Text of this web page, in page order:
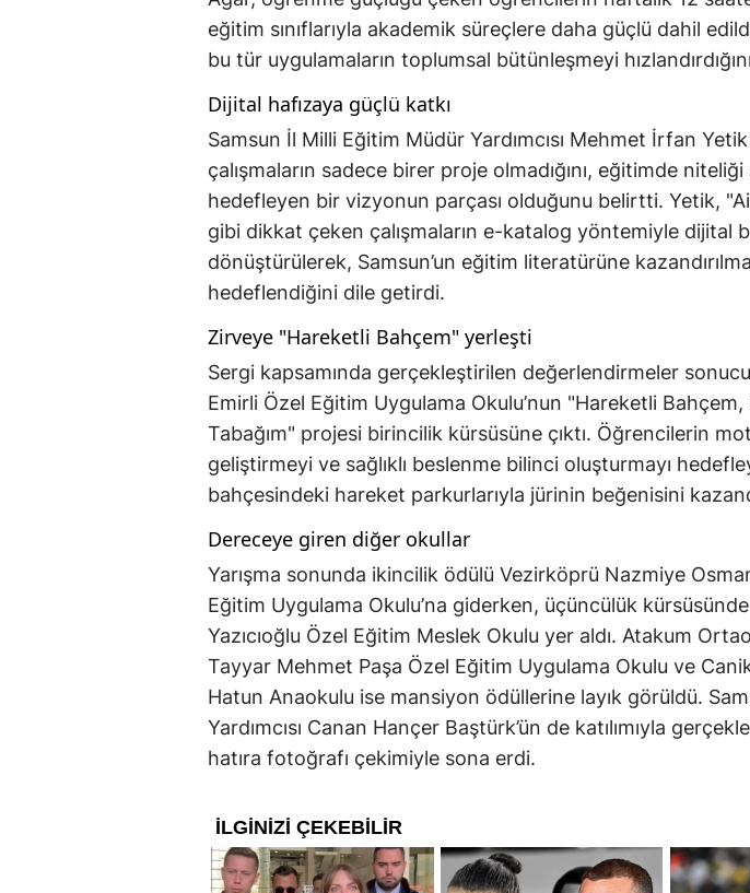
eğitim sınıflarıyla akademik süreçlere daha güçlü dahil
bu tür uygulamaların toplumsal bütünleşmeyi
Dijital hafızaya güçlü katkı
Samsun İl Milli Eğitim Müdür Yardımcısı Mehmet İrfan
çalışmaların sadece birer proje olmadığını, eğitimde niteliği
hedefleyen bir vizyonun parçası olduğunu belirtti. Yetik,
gibi dikkat çeken çalışmaların e-katalog yöntemiyle dijital
dönüştürülerek, Samsun’un eğitim literatürüne
hedeflendiğini dile getirdi.
Zirveye "Hareketli Bahçem" yerleşti
Sergi kapsamında gerçekleştirilen değerlendirmeler
Emirli Özel Eğitim Uygulama Okulu’nun "Hareketli Bahçem,
Tabağım" projesi birincilik kürsüsüne çıktı. Öğrencilerin
geliştirmeyi ve sağlıklı beslenme bilinci oluşturmayı
bahçesindeki hareket parkurlarıyla jürinin beğenisini
Dereceye giren diğer okullar
Yarışma sonunda ikincilik ödülü Vezirköprü Nazmiye
Eğitim Uygulama Okulu’na giderken, üçüncülük
Yazıcıoğlu Özel Eğitim Meslek Okulu yer aldı. Atakum
Tayyar Mehmet Paşa Özel Eğitim Uygulama Okulu ve
Hatun Anaokulu ise mansiyon ödüllerine layık görüldü.
Yardımcısı Canan Hançer Baştürk’ün de katılımıyla
hatıra fotoğrafı çekimiyle sona erdi.